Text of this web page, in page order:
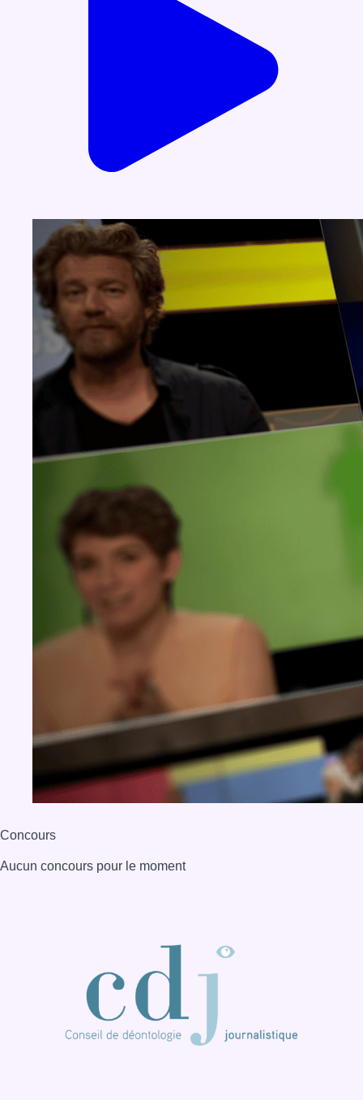
Concours
Aucun concours pour le moment